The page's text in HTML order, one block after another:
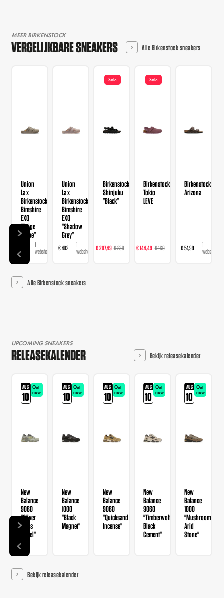
MEER BIRKENSTOCK
VERGELIJKBARE SNEAKERS Alle Birkenstock sneakers
Union
La x
Birkenstock
Bimshire
EXQ
"Beige
Taupe"
1
webshop
Union
La x
Birkenstock
Bimshire
EXQ
"Shadow
Grey"
€ 402
1
webshop
Sale
Birkenstock
Shinjuku
"Black"
€ 207,49 € 230
webshop
Sale
Birkenstock
Tokio
LEVE
€ 144,49 € 160
webshop
Birkenstock
Arizona
€ 54,99
1
webshop
Alle Birkenstock sneakers
UPCOMING SNEAKERS
RELEASEKALENDER Bekijk releasekalender
AUG
10
Out
now
New
Balance
9060
"Silver
Moss
Morel"
AUG
10
Out
now
New
Balance
1000
"Black
Magnet"
AUG
10
Out
now
New
Balance
9060
"Quicksand
Incense"
AUG
10
Out
now
New
Balance
9060
"Timberwolf
Black
Cement"
AUG
10
Out
now
New
Balance
1000
"Mushroom
Arid
Stone"
Bekijk releasekalender